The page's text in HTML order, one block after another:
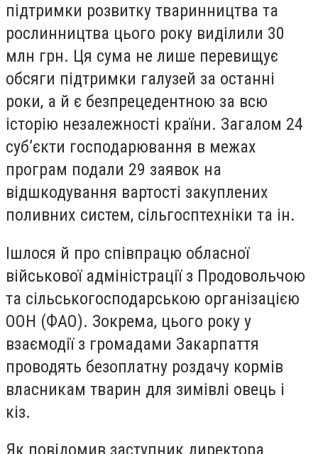
підтримки розвитку тваринництва та
рослинництва цього року виділили 30
млн грн. Ця сума не лише перевищує
обсяги підтримки галузей за останні
роки, а й є безпрецедентною за всю
історію незалежності країни. Загалом 24
суб’єкти господарювання в межах
програм подали 29 заявок на
відшкодування вартості закуплених
поливних систем, сільгосптехніки та ін.
Ішлося й про співпрацю обласної
військової адміністрації з Продовольчою
та сільськогосподарською організацією
ООН (ФАО). Зокрема, цього року у
взаємодії з громадами Закарпаття
проводять безоплатну роздачу кормів
власникам тварин для зимівлі овець і
кіз.